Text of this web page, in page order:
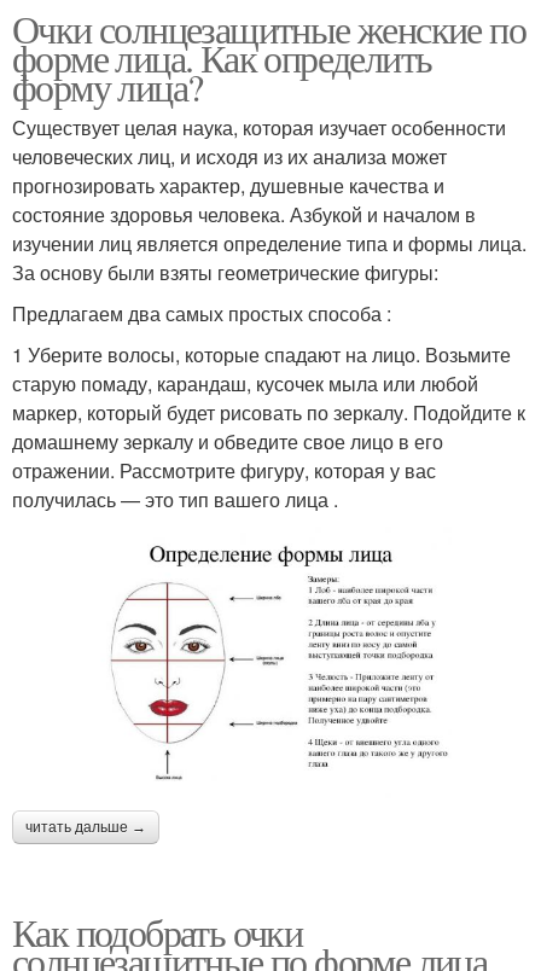
Очки солнцезащитные женские по
форме лица. Как определить
форму лица?
Существует целая наука, которая изучает особенности
человеческих лиц, и исходя из их анализа может
прогнозировать характер, душевные качества и
состояние здоровья человека. Азбукой и началом в
изучении лиц является определение типа и формы лица.
За основу были взяты геометрические фигуры:
Предлагаем два самых простых способа :
1 Уберите волосы, которые спадают на лицо. Возьмите
старую помаду, карандаш, кусочек мыла или любой
маркер, который будет рисовать по зеркалу. Подойдите к
домашнему зеркалу и обведите свое лицо в его
отражении. Рассмотрите фигуру, которая у вас
получилась — это тип вашего лица .
читать дальше →
Как подобрать очки